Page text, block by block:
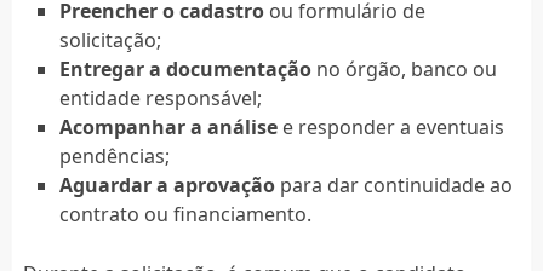
Preencher o cadastroou formulário de
solicitação;
Entregar a documentaçãono órgão, banco ou
entidade responsável;
Acompanhar a análisee responder a eventuais
pendências;
Aguardar a aprovaçãopara dar continuidade ao
contrato ou financiamento.